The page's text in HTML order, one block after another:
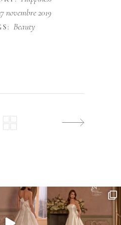
novembre 2019
Beauty